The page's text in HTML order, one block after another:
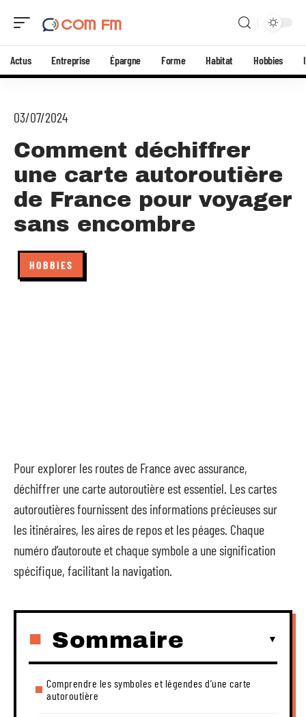
Actus Entreprise Épargne Forme Habitat Hobbies
03/07/2024
Comment déchiffrer
une carte autoroutière
de France pour voyager
sans encombre
HOBBIES
Pour explorer les routes de France avec assurance,
déchiffrer une carte autoroutière est essentiel. Les cartes
autoroutières fournissent des informations précieuses sur
les itinéraires, les aires de repos et les péages. Chaque
numéro d’autoroute et chaque symbole a une signification
spécifique, facilitant la navigation.
Sommaire
Comprendre les symboles et légendes d’une carte
autoroutière